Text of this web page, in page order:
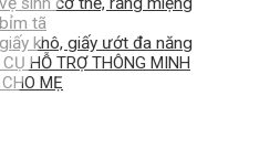
bỉm tã
giấy khô, giấy ướt đa năng
HỖ TRỢ THÔNG MINH
MẸ